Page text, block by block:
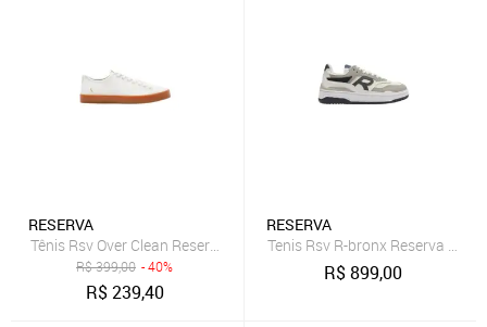
RESERVA
Tênis Rsv Over Clean Reserva Go
R$399,00 - 40%
R$239,40
RESERVA
Tenis Rsv R-bronx Reserva Cinza
R$899,00